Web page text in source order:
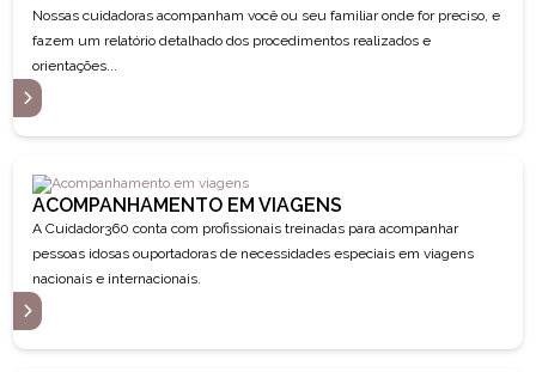
Nossas cuidadoras acompanham você ou seu familiar onde for preciso, e
fazem um relatório detalhado dos procedimentos realizados e
orientações...
ACOMPANHAMENTO EM VIAGENS
A Cuidador360 conta com profissionais treinadas para acompanhar
pessoas idosas ouportadoras de necessidades especiais em viagens
nacionais e internacionais.